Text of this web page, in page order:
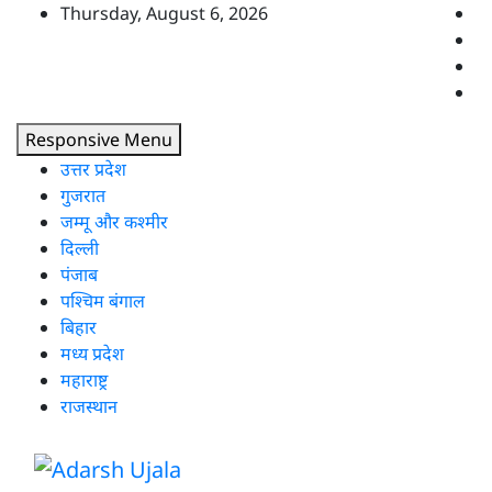
Thursday, August 6, 2026
Responsive Menu
उत्तर प्रदेश
गुजरात
जम्मू और कश्मीर
दिल्ली
पंजाब
पश्चिम बंगाल
बिहार
मध्य प्रदेश
महाराष्ट्र
राजस्थान